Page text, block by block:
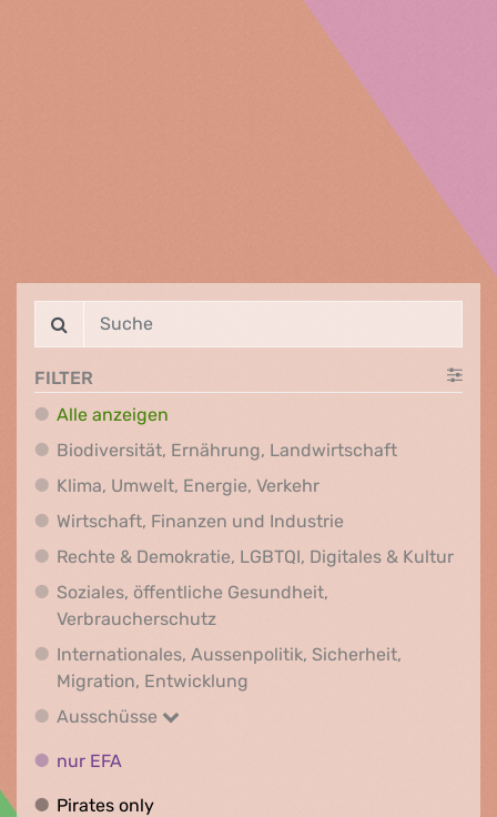
FILTER
Alle anzeigen
Biodiversität, Ernährung, Landwirtschaft
Klima, Umwelt, Energie, VerkehrKlima, Umwelt,
Wirtschaft, Finanzen und IndustrieWirtschaft,
Rechte & Demokratie, LGBTQI, Digitales & Kultur
Soziales, öffentliche Gesundheit,
VerbraucherschutzSoziales, öffentliche Gesundheit,
Internationales, Aussenpolitik, Sicherheit,
Migration, Entwicklung
Ausschüsse
Ausschüsse
nur EFA
Pirates onlyPirates only